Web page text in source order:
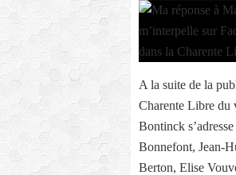
A la suite de la
Charente Libre du
Bontinck
Bonnefont, Jean-
Berton, Elise